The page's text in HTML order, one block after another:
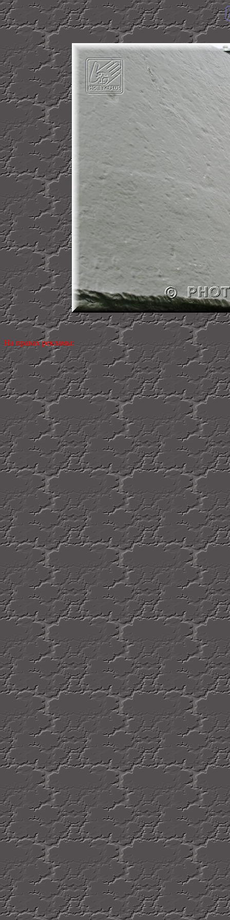
На правах рекламы: